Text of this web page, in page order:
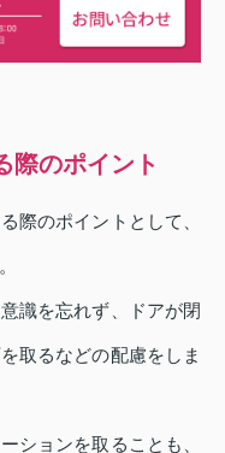
際のポイント
際のポイントとして、
識を忘れず、ドアが閉
取るなどの配慮をしま
ションを取ることも、